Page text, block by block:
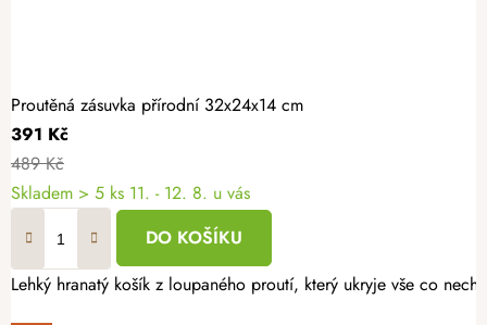
Proutěná zásuvka přírodní 32x24x14 cm
391 Kč
489 Kč
Skladem > 5 ks 11. - 12. 8. u vás
DO KOŠÍKU
Lehký hranatý košík z loupaného proutí, který ukryje vše co